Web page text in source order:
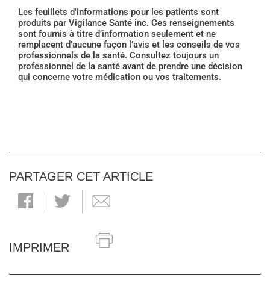
Les feuillets d'informations pour les patients sont
produits par Vigilance Santé inc. Ces renseignements
sont fournis à titre d’information seulement et ne
remplacent d’aucune façon l’avis et les conseils de vos
professionnels de la santé. Consultez toujours un
professionnel de la santé avant de prendre une décision
qui concerne votre médication ou vos traitements.
PARTAGER CET ARTICLE
IMPRIMER